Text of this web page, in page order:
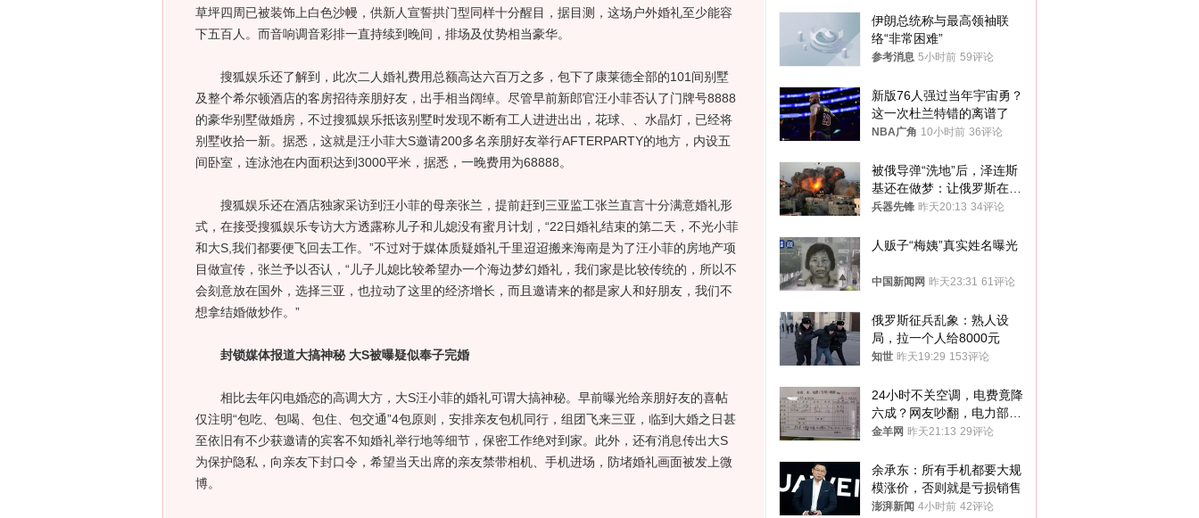
草坪四周已被装饰上白色沙幔，供新人宣誓拱门型同样十分醒目，据目测，这场户外婚礼至少能容
下五百人。而音响调音彩排一直持续到晚间，排场及仗势相当豪华。
搜狐娱乐还了解到，此次二人婚礼费用总额高达六百万之多，包下了康莱德全部的101间别墅
及整个希尔顿酒店的客房招待亲朋好友，出手相当阔绰。尽管早前新郎官汪小菲否认了门牌号8888
的豪华别墅做婚房，不过搜狐娱乐抵该别墅时发现不断有工人进进出出，花球、、水晶灯，已经将
别墅收拾一新。据悉，这就是汪小菲大S邀请200多名亲朋好友举行AFTERPARTY的地方，内设五
间卧室，连泳池在内面积达到3000平米，据悉，一晚费用为68888。
搜狐娱乐还在酒店独家采访到汪小菲的母亲张兰，提前赶到三亚监工张兰直言十分满意婚礼形
式，在接受搜狐娱乐专访大方透露称儿子和儿媳没有蜜月计划，“22日婚礼结束的第二天，不光小菲
和大S,我们都要便飞回去工作。”不过对于媒体质疑婚礼千里迢迢搬来海南是为了汪小菲的房地产项
目做宣传，张兰予以否认，“儿子儿媳比较希望办一个海边梦幻婚礼，我们家是比较传统的，所以不
会刻意放在国外，选择三亚，也拉动了这里的经济增长，而且邀请来的都是家人和好朋友，我们不
想拿结婚做炒作。”
封锁媒体报道大搞神秘 大S被曝疑似奉子完婚
相比去年闪电婚恋的高调大方，大S汪小菲的婚礼可谓大搞神秘。早前曝光给亲朋好友的喜帖
仅注明“包吃、包喝、包住、包交通”4包原则，安排亲友包机同行，组团飞来三亚，临到大婚之日甚
至依旧有不少获邀请的宾客不知婚礼举行地等细节，保密工作绝对到家。此外，还有消息传出大S
为保护隐私，向亲友下封口令，希望当天出席的亲友禁带相机、手机进场，防堵婚礼画面被发上微
博。
伊朗总统称与最高领袖联
络“非常困难”
参考消息 5小时前 59评论
新版76人强过当年宇宙勇？
这一次杜兰特错的离谱了
NBA广角 10小时前 36评论
被俄导弹“洗地”后，泽连斯
基还在做梦：让俄罗斯在冬
季前求和？
兵器先锋 昨天20:13 34评论
人贩子“梅姨”真实姓名曝光
中国新闻网 昨天23:31 61评论
俄罗斯征兵乱象：熟人设
局，拉一个人给8000元
知世 昨天19:29 153评论
24小时不关空调，电费竟降
六成？网友吵翻，电力部门
回应→
金羊网 昨天21:13 29评论
余承东：所有手机都要大规
模涨价，否则就是亏损销售
澎湃新闻 4小时前 42评论